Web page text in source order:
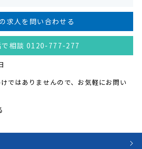
求人を問い合わせる
で相談 0120-777-277
ではありませんので、お気軽にお問い